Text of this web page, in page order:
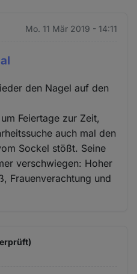
Mo. 11 Mär 2019 - 14:11
den Nagel auf den
Feiertage zur Zeit,
auch mal den
Sockel stößt. Seine
verschwiegen: Hoher
Frauenverachtung und